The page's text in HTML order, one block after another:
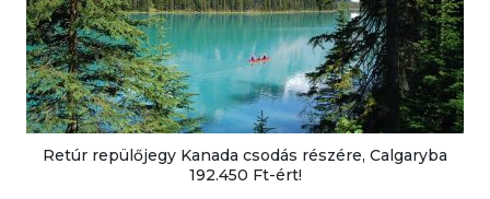
Retúr repülőjegy Kanada csodás részére, Calgaryba
192.450 Ft-ért!